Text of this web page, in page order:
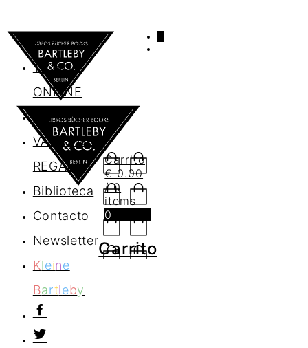
AGENDA
TIENDA
ONLINE
Nosotros
VALES DE
REGALO
Biblioteca
Contacto
Newsletter
Kleine
Bartleby
Carrito
€0.00
/ 0
items
0
Carrito